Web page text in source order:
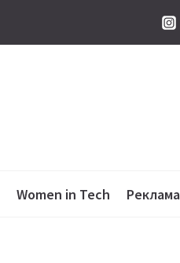
Women in Tech Реклама